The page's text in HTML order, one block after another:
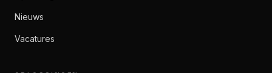
Nieuws
Vacatures